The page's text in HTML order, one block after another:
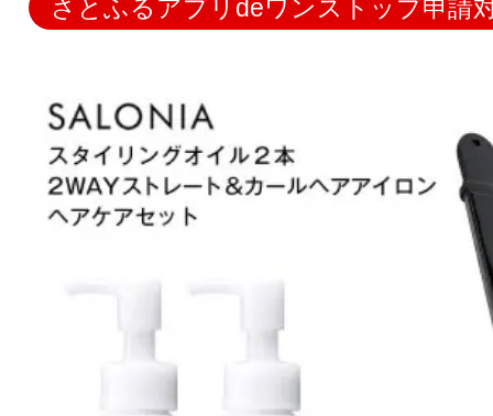
さとふるアプリdeワンストップ申請